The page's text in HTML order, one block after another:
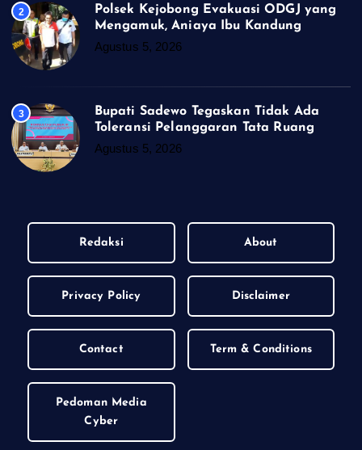
2
Polsek Kejobong Evakuasi ODGJ yang
Mengamuk, Aniaya Ibu Kandung
Agustus 5, 2026
3
Bupati Sadewo Tegaskan Tidak Ada
Toleransi Pelanggaran Tata Ruang
Agustus 5, 2026
Redaksi About
Privacy Policy Disclaimer
Contact Term & Conditions
Pedoman Media
Cyber